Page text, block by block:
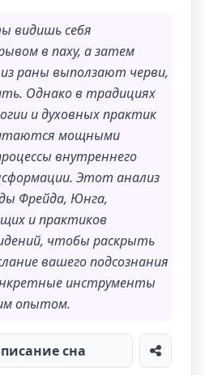
видишь себя
в паху, а затем
раны выползают черви,
Однако в традициях
и духовных практик
мощными
внутреннего
Этот анализ
Фрейда, Юнга,
и практиков
чтобы раскрыть
вашего подсознания
инструменты
опытом.
сна